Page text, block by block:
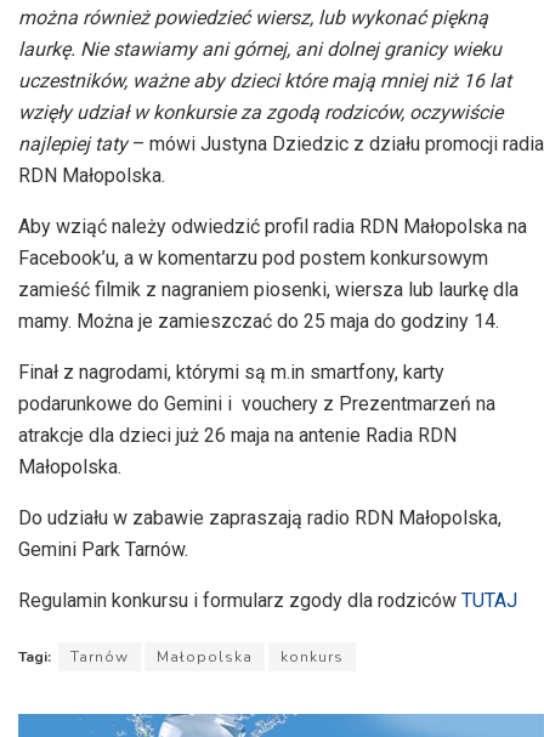
można również powiedzieć wiersz, lub wykonać piękną
laurkę. Nie stawiamy ani górnej, ani dolnej granicy wieku
uczestników, ważne aby dzieci które mają mniej niż 16 lat
wzięły udział w konkursie za zgodą rodziców, oczywiście
najlepiej taty– mówi Justyna Dziedzic z działu promocji radia
RDN Małopolska.
Aby wziąć należy odwiedzić profil radia RDN Małopolska na
Facebook’u, a w komentarzu pod postem konkursowym
zamieść filmik z nagraniem piosenki, wiersza lub laurkę dla
mamy. Można je zamieszczać do 25 maja do godziny 14.
Finał z nagrodami, którymi są m.in smartfony, karty
podarunkowe do Gemini i vouchery z Prezentmarzeń na
atrakcje dla dzieci już 26 maja na antenie Radia RDN
Małopolska.
Do udziału w zabawie zapraszają radio RDN Małopolska,
Gemini Park Tarnów.
Regulamin konkursu i formularz zgody dla rodziców TUTAJ
Tagi: Tarnów Małopolska konkurs